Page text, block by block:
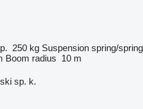
250 kg Suspension spring/spring
Boom radius 10 m
sp. k.